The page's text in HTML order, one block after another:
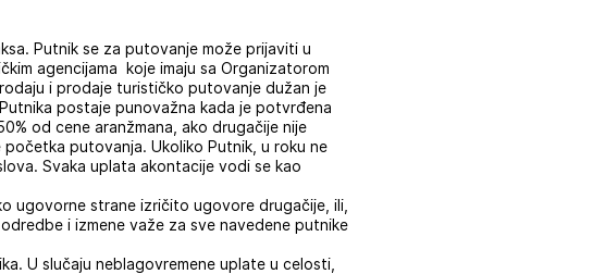
Putnik se za putovanje može prijaviti u
agencijama koje imaju sa Organizatorom
i prodaje turističko putovanje dužan je
postaje punovažna kada je potvrđena
od cene aranžmana, ako drugačije nije
putovanja. Ukoliko Putnik, u roku ne
Svaka uplata akontacije vodi se kao
ugovorne strane izričito ugovore drugačije, ili,
i izmene važe za sve navedene putnike
U slučaju neblagovremene uplate u celosti,